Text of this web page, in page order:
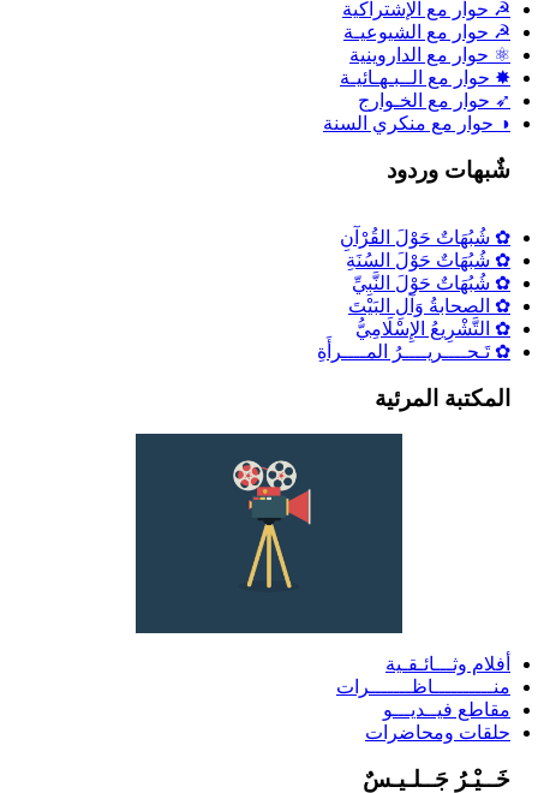
☭ حوار مع الإشتراكية
☭ حوار مع الشيوعيـة
⚛ حوار مع الداروينية
✸ حوار مع الــبـهـائيـة
➶ حوار مع الخـوارج
◑ حوار مع منكري السنة
شٌبهات وردود
✿ شُبُهَاتٌ حَوْلَ القُرْآنِ
✿ شُبُهَاتٌ حَوْلَ السُنَةِ
✿ شُبُهَاتٌ حَوْلَ النَّبِيِّ
✿ الصحابةُ وَآلِ البَيْتَ
✿ التَّشْرِيعُ الإِسْلَامِيُّ
✿ تَـحــــريــــرُ المــــرأَةِ
المكتبة المرئية
أفلام وثـــائـقـية
منــــــــــاظـــــــرات
مقاطع فيــديـــو
حلقات ومحاضرات
خَــيْـرُ جَــلـيـسٌ